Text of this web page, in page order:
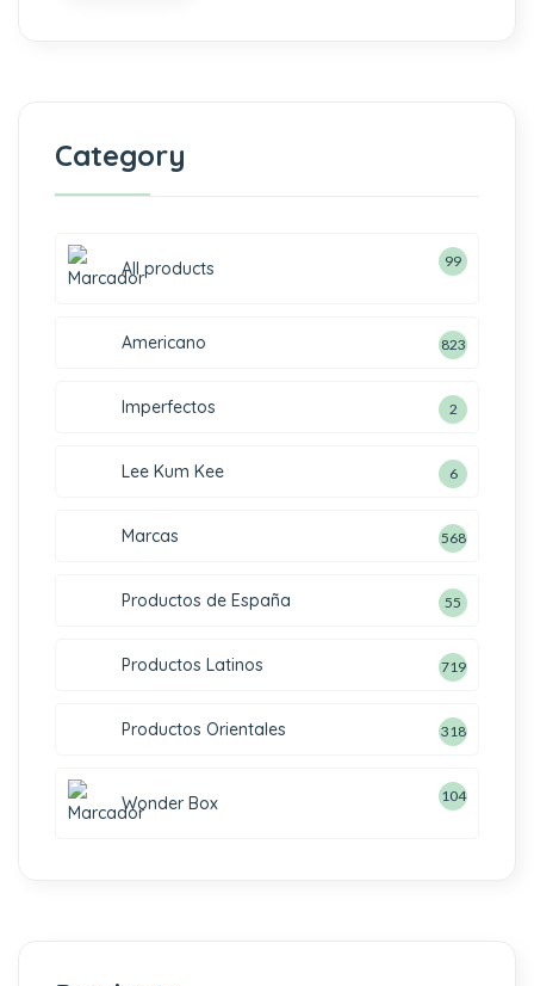
Category
All products 99
Americano 823
Imperfectos 2
Lee Kum Kee 6
Marcas 568
Productos de España 55
Productos Latinos 719
Productos Orientales 318
Wonder Box 104